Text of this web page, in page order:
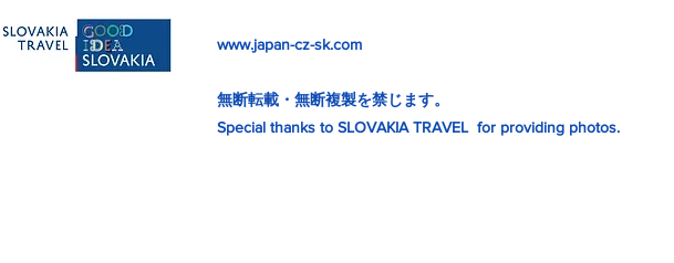
www.japan-cz-sk.com
無断転載・無断複製を禁じます。
Special thanks to SLOVAKIA TRAVEL for providing photos.